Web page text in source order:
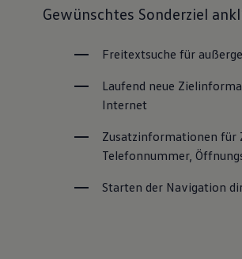
Gewünschtes Sonderziel
Freitextsuche für
Laufend neue
Internet
Zusatzinformationen für
Telefonnummer,
Starten der Navigation